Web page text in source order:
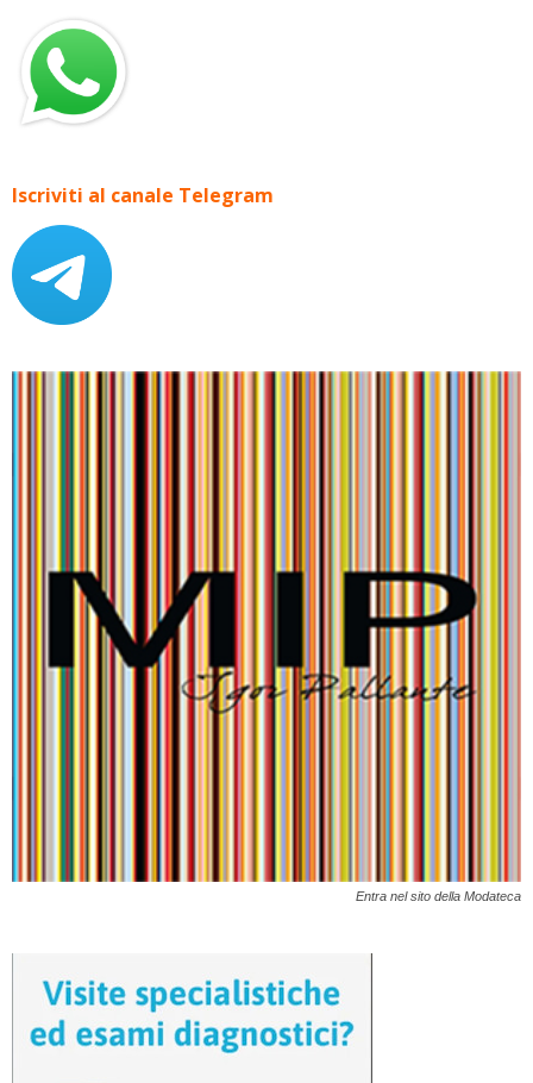
Iscriviti al canale Telegram
Entra nel sito della Modateca